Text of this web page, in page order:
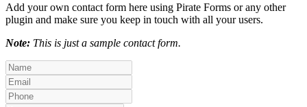
Add your own contact form here using Pirate Forms or any other
plugin and make sure you keep in touch with all your users.
Note: This is just a sample contact form.